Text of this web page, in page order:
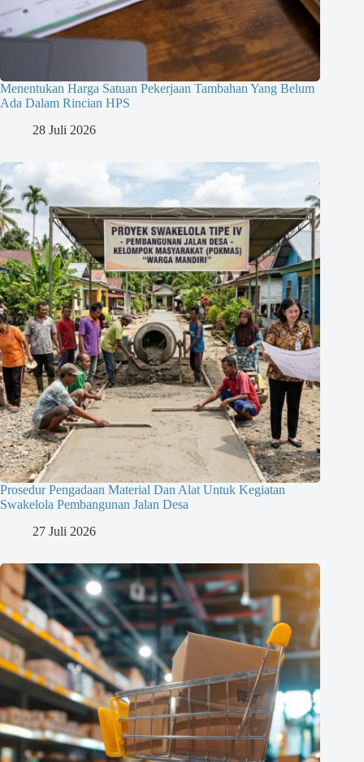
Menentukan Harga Satuan Pekerjaan Tambahan Yang Belum
Ada Dalam Rincian HPS
28 Juli 2026
Prosedur Pengadaan Material Dan Alat Untuk Kegiatan
Swakelola Pembangunan Jalan Desa
27 Juli 2026